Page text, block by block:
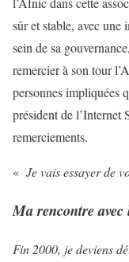
sûr et stable, avec une
sein de sa
remercier à son tour
personnes impliquées
président de l’Internet
remerciements.
« Je vais essayer de
Ma rencontre avec
Fin 2000, je deviens